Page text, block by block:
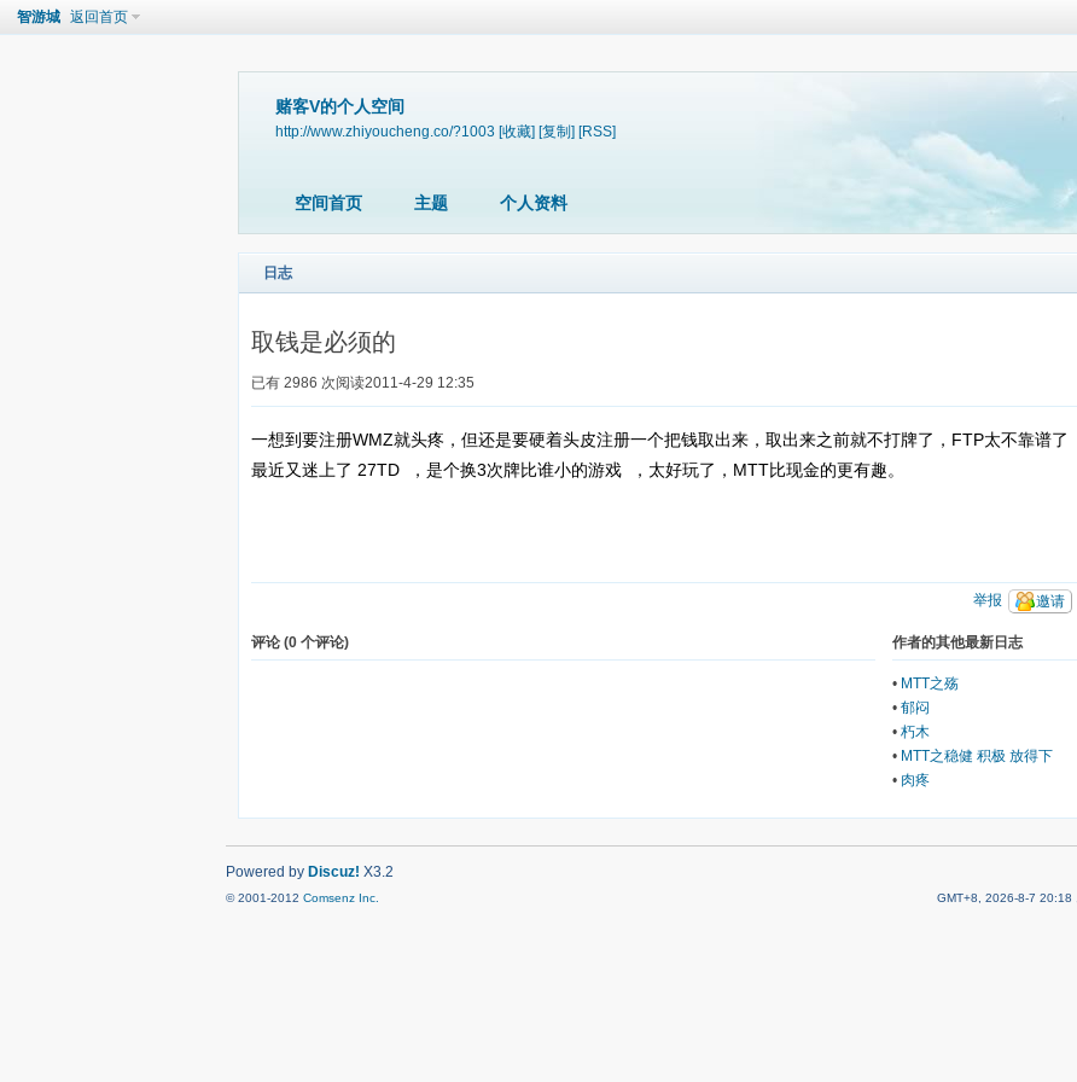
智游城 返回首页
赌客V的个人空间
http://www.zhiyoucheng.co/?1003 [收藏] [复制] [RSS]
空间首页 主题 个人资料
日志
取钱是必须的
已有 2986 次阅读2011-4-29 12:35
一想到要注册WMZ就头疼，但还是要硬着头皮注册一个把钱取出来，取出来之前就不打牌了，FTP太不靠谱了
最近又迷上了 27TD ，是个换3次牌比谁小的游戏 ，太好玩了，MTT比现金的更有趣。
邀请
举报
作者的其他最新日志
• MTT之殇
•郁闷
•朽木
• MTT之稳健 积极 放得下
• 肉疼
评论 (0 个评论)
GMT+8, 2026-8-7 20:18
Powered by Discuz! X3.2
© 2001-2012 Comsenz Inc.